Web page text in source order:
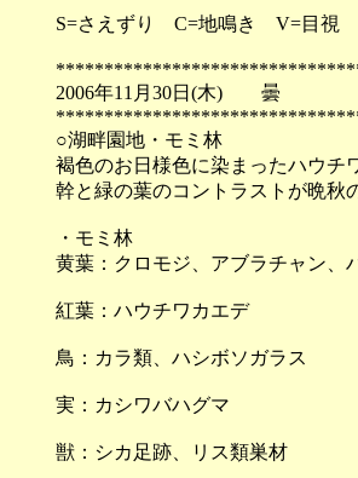
S=さえずり C=地鳴き V=目視
2006年11月30日(木)
○湖畔園地・モミ林
褐色のお日様色に染まったハウチ
幹と緑の葉のコントラストが晩秋
・モミ林
黄葉：クロモジ、アブラチャン、
紅葉：ハウチワカエデ
鳥：カラ類、ハシボソガラス
実：カシワバハグマ
獣：シカ足跡、リス類巣材